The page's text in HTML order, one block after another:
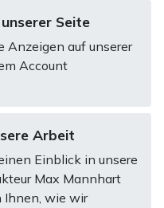
Seite
Anzeigen auf unserer
Account
Arbeit
Einblick in unsere
Max Mannhart
Ihnen, wie wir